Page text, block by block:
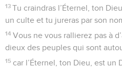
13 Tu craindras l’Éternel, ton
un culte et tu jureras par son
14 Vous ne vous rallierez pas à
dieux des peuples qui sont
15 car l’Éternel, ton Dieu, est un